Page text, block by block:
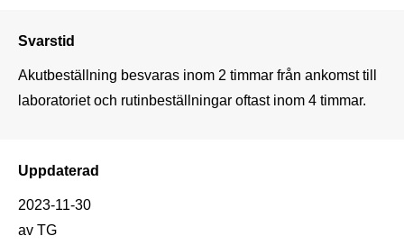
Svarstid
Akutbeställning besvaras inom 2 timmar från ankomst till
laboratoriet och rutinbeställningar oftast inom 4 timmar.
Uppdaterad
2023-11-30
av TG